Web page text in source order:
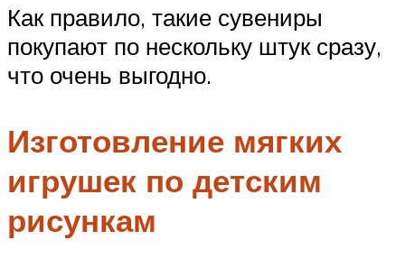
Как правило, такие сувениры
покупают по нескольку штук сразу,
что очень выгодно.
Изготовление мягких
игрушек по детским
рисункам